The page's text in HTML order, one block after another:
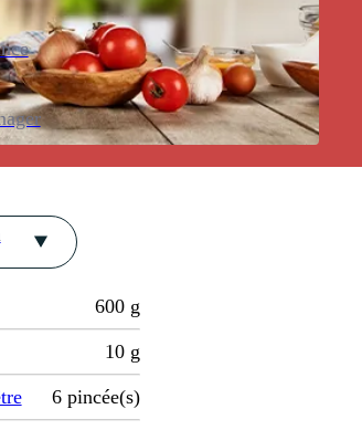
600 g
10 g
6 pincée(s)